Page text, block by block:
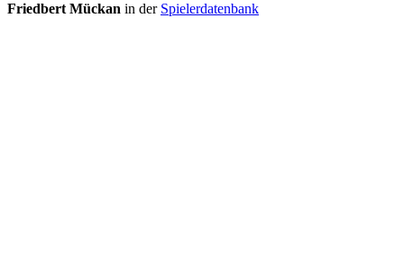
Friedbert Mückan in der Spielerdatenbank